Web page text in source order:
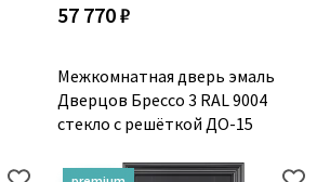
57 770 ₽
Межкомнатная дверь эмаль
Дверцов Брессо 3 RAL 9004
стекло с решёткой ДО-15